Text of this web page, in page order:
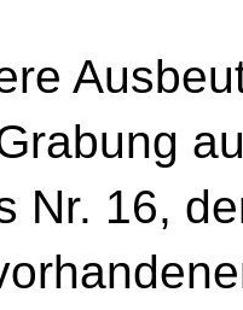
Nr. 16,